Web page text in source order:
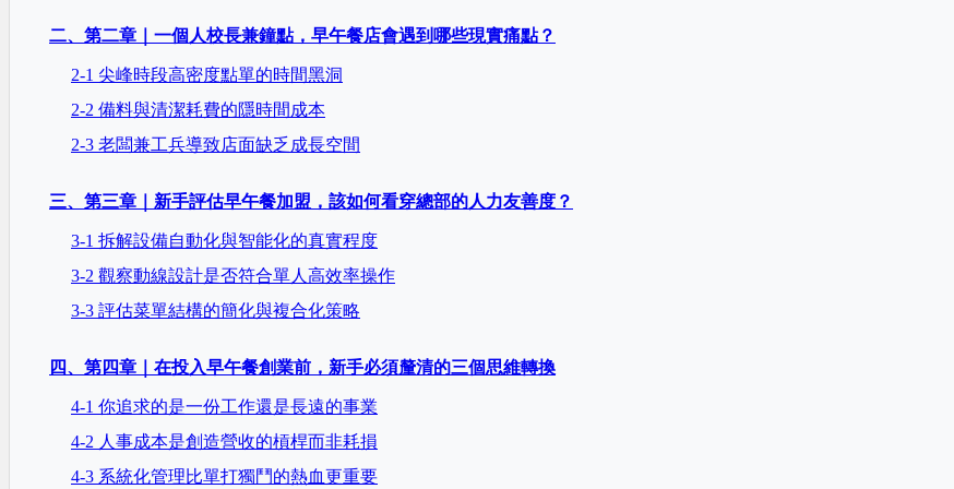
二、第二章｜一個人校長兼鐘點，早午餐店會遇到哪些現實痛點？
2-1 尖峰時段高密度點單的時間黑洞
2-2 備料與清潔耗費的隱時間成本
2-3 老闆兼工兵導致店面缺乏成長空間
三、第三章｜新手評估早午餐加盟，該如何看穿總部的人力友善度？
3-1 拆解設備自動化與智能化的真實程度
3-2 觀察動線設計是否符合單人高效率操作
3-3 評估菜單結構的簡化與複合化策略
四、第四章｜在投入早午餐創業前，新手必須釐清的三個思維轉換
4-1 你追求的是一份工作還是長遠的事業
4-2 人事成本是創造營收的槓桿而非耗損
4-3 系統化管理比單打獨鬥的熱血更重要